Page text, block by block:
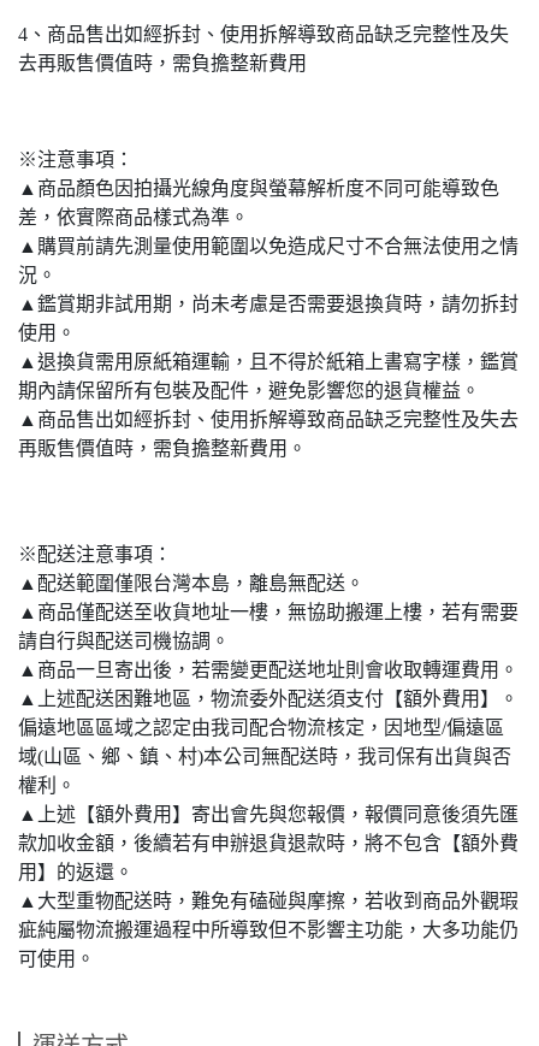
4、商品售出如經拆封、使用拆解導致商品缺乏完整性及失
去再販售價值時，需負擔整新費用
※注意事項：
▲商品顏色因拍攝光線角度與螢幕解析度不同可能導致色
差，依實際商品樣式為準。
▲購買前請先測量使用範圍以免造成尺寸不合無法使用之情
況。
▲鑑賞期非試用期，尚未考慮是否需要退換貨時，請勿拆封
使用。
▲退換貨需用原紙箱運輸，且不得於紙箱上書寫字樣，鑑賞
期內請保留所有包裝及配件，避免影響您的退貨權益。
▲商品售出如經拆封、使用拆解導致商品缺乏完整性及失去
再販售價值時，需負擔整新費用。
※配送注意事項：
▲配送範圍僅限台灣本島，離島無配送。
▲商品僅配送至收貨地址一樓，無協助搬運上樓，若有需要
請自行與配送司機協調。
▲商品一旦寄出後，若需變更配送地址則會收取轉運費用。
▲上述配送困難地區，物流委外配送須支付【額外費用】。
偏遠地區區域之認定由我司配合物流核定，因地型/偏遠區
域(山區、鄉、鎮、村)本公司無配送時，我司保有出貨與否
權利。
▲上述【額外費用】寄出會先與您報價，報價同意後須先匯
款加收金額，後續若有申辦退貨退款時，將不包含【額外費
用】的返還。
▲大型重物配送時，難免有磕碰與摩擦，若收到商品外觀瑕
疵純屬物流搬運過程中所導致但不影響主功能，大多功能仍
可使用。